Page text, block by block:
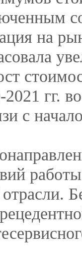
на
2021 гг.
с